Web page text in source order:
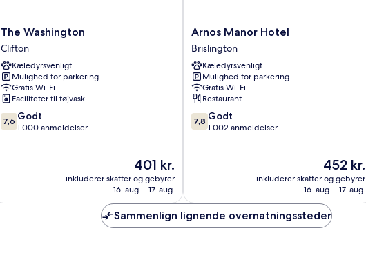
The
Washington
Clifton
The Washington
Clifton
Kæledyrsvenligt
Mulighed for parkering
Gratis Wi-Fi
Faciliteter til tøjvask
7.6
ud
7,6 Godt
1.000 anmeldelser
Prisen
401 kr.
401 kr.
inkluderer skatter og gebyrer
16. aug. - 17. aug.
Arnos
Manor
Hotel
Brislington
Arnos Manor Hotel
Brislington
Kæledyrsvenligt
Mulighed for parkering
Gratis Wi-Fi
Restaurant
7.8
ud
7,8 Godt
1.002 anmeldelser
Prisen
452 kr.
452 kr.
inkluderer skatter og gebyrer
16. aug. - 17. aug.
Sammenlign lignende overnatningssteder